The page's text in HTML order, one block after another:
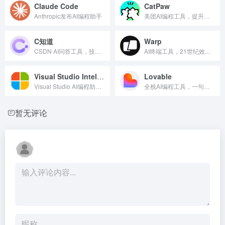
Claude Code
Anthropic发布AI编程助手
CatPaw
C知道 Warp
Visual Studio IntelliCode Lovable
暂无评论